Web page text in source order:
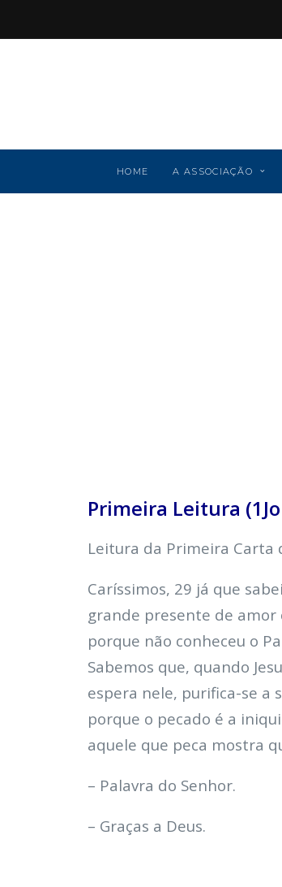
HOME A ASSOCIAÇÃO
Primeira Leitura
Leitura da Primeira Carta
Caríssimos, 29 já que
grande presente de amor
porque não conheceu o
Sabemos que, quando
espera nele, purifica-se a
porque o pecado é a
aquele que peca mostra
– Palavra do Senhor.
– Graças a Deus.